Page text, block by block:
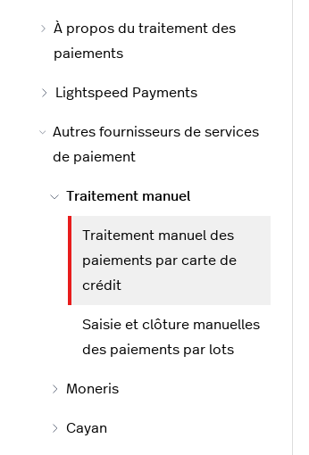
À propos du traitement des
paiements
Lightspeed Payments
Autres fournisseurs de services
de paiement
Traitement manuel
Traitement manuel des
paiements par carte de
crédit
Saisie et clôture manuelles
des paiements par lots
Moneris
Cayan